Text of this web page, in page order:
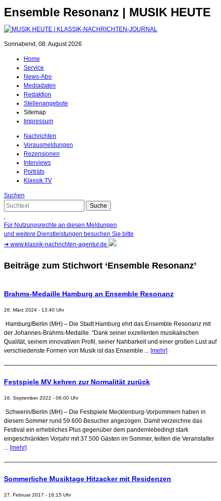
Ensemble Resonanz | MUSIK HEUTE
Sonnabend, 08. August 2026
Home
Service
News-Abo
Mediadaten
Redaktion
Stellenangebote
Sitemap
Impressum
Nachrichten
Vorausmeldungen
Rezensionen
Interviews
Porträts
Klassik.TV
Suchen
Für Nutzungsrechte an diesen Meldungen
und weitere Dienstleistungen besuchen Sie bitte
➜ www.klassik-nachrichten-agentur.de
Beiträge zum Stichwort ‘Ensemble Resonanz’
Brahms-Medaille Hamburg an Ensemble Resonanz
26. März 2024 - 13:40 Uhr
Hamburg/Berlin (MH) – Die Stadt Hamburg ehrt das Ensemble Resonanz mit
der Johannes-Brahms-Medaille. "Dank seiner exzellenten musikalischen
Qualität, seinem innovativen Profil, seiner Nahbarkeit und einer großen Lust auf
verschiedenste Formen von Musik ist das Ensemble ... [mehr]
Festspiele MV kehren zur Normalität zurück
16. September 2022 - 06:00 Uhr
Schwerin/Berlin (MH) – Die Festspiele Mecklenburg-Vorpommern haben in
diesem Sommer rund 59.600 Besucher angezogen. Damit verzeichne das
Festival ein erhebliches Plus gegenüber dem pandemiebedingt stark
eingeschränkten Vorjahr mit 37.500 Gästen im Sommer, teilten die Veranstalter
... [mehr]
Sommerliche Musiktage Hitzacker mit Residenzen
27. Februar 2017 - 16:15 Uhr